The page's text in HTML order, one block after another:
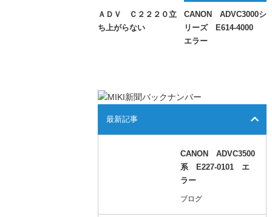
ＡＤＶ Ｃ２２２０立
ち上がらない
CANON ADVC3000シ
リーズ E614-4000
エラー
最新記事
CANON ADVC3500
系 E227-0101 エ
ラー
ブログ